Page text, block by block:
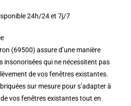
24h/24 et 7j/7
(69500) assure d’une manière
insonorisées qui ne nécessitent pas
de vos fenêtres existantes.
sur mesure pour s’adapter à
vos fenêtres existantes tout en